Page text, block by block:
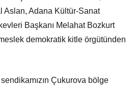
Aslan, Adana Kültür-Sanat
Başkanı Melahat Bozkurt
demokratik kitle örgütünden
Çukurova bölge